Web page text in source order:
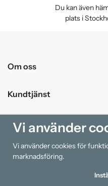
Du kan även
plats i
Om oss
Kundtjänst
Handla
Information
Vi använder
Vi använder cookies för
marknadsföring.